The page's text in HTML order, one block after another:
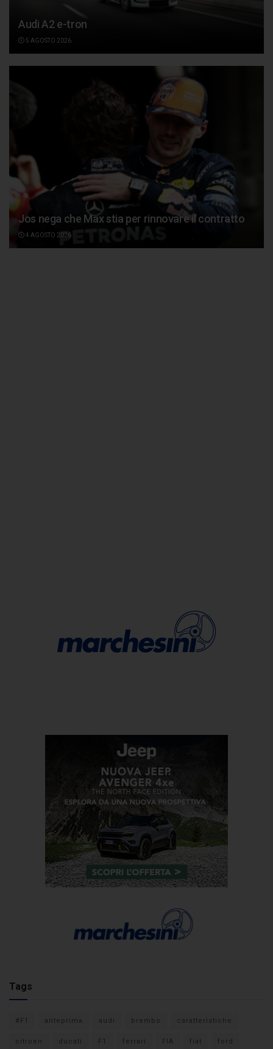
Audi A2 e-tron
5 AGOSTO 2026
Jos nega che Max stia per rinnovare il contratto
4 AGOSTO 2026
Tags
#F1 anteprima audi brembo caratteristiche
citroen ducati F1 ferrari FIA fiat ford